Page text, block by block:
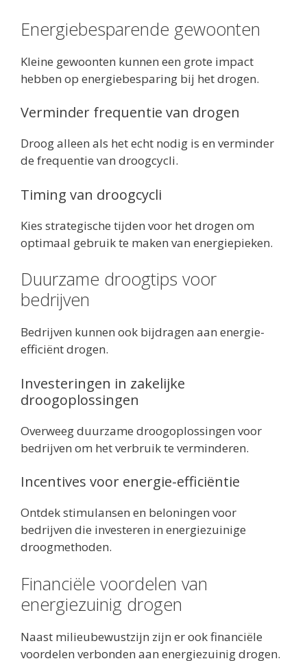
Energiebesparende gewoonten
Kleine gewoonten kunnen een grote impact
hebben op energiebesparing bij het drogen.
Verminder frequentie van drogen
Droog alleen als het echt nodig is en verminder
de frequentie van droogcycli.
Timing van droogcycli
Kies strategische tijden voor het drogen om
optimaal gebruik te maken van energiepieken.
Duurzame droogtips voor
bedrijven
Bedrijven kunnen ook bijdragen aan energie-
efficiënt drogen.
Investeringen in zakelijke
droogoplossingen
Overweeg duurzame droogoplossingen voor
bedrijven om het verbruik te verminderen.
Incentives voor energie-efficiëntie
Ontdek stimulansen en beloningen voor
bedrijven die investeren in energiezuinige
droogmethoden.
Financiële voordelen van
energiezuinig drogen
Naast milieubewustzijn zijn er ook financiële
voordelen verbonden aan energiezuinig drogen.